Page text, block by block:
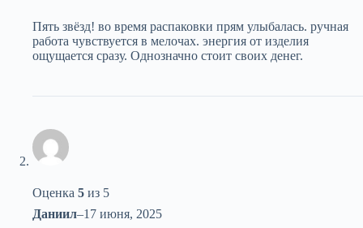
Пять звёзд! во время распаковки прям улыбалась. ручная
работа чувствуется в мелочах. энергия от изделия
ощущается сразу. Однозначно стоит своих денег.
Оценка 5 из 5
Даниил–17 июня, 2025